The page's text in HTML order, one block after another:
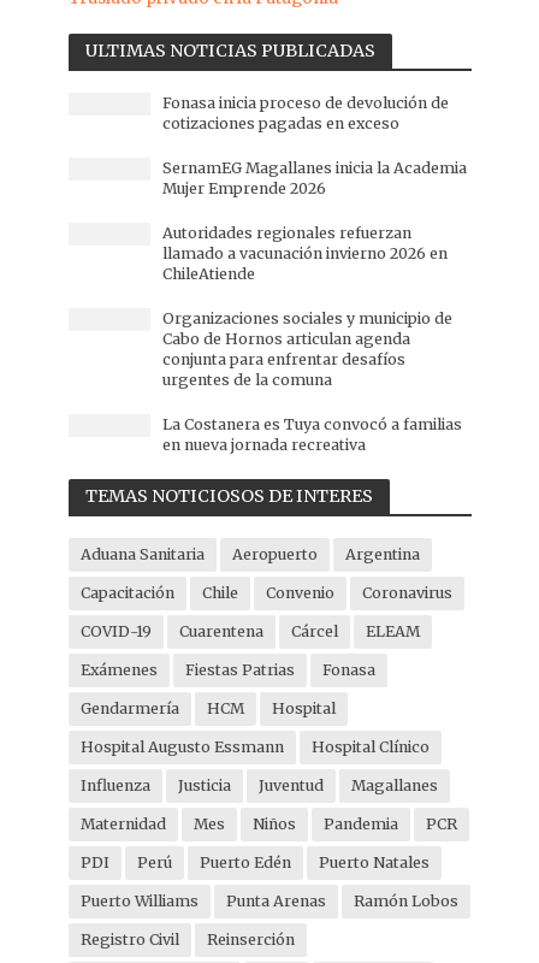
ULTIMAS NOTICIAS PUBLICADAS
Fonasa inicia proceso de devolución de
cotizaciones pagadas en exceso
SernamEG Magallanes inicia la Academia
Mujer Emprende 2026
Autoridades regionales refuerzan
llamado a vacunación invierno 2026 en
ChileAtiende
Organizaciones sociales y municipio de
Cabo de Hornos articulan agenda
conjunta para enfrentar desafíos
urgentes de la comuna
La Costanera es Tuya convocó a familias
en nueva jornada recreativa
TEMAS NOTICIOSOS DE INTERES
Aduana Sanitaria Aeropuerto Argentina
Capacitación Chile Convenio Coronavirus
COVID-19 Cuarentena Cárcel ELEAM
Exámenes Fiestas Patrias Fonasa
Gendarmería HCM Hospital
Hospital Augusto Essmann Hospital Clínico
Influenza Justicia Juventud Magallanes
Maternidad Mes Niños Pandemia PCR
PDI Perú Puerto Edén Puerto Natales
Puerto Williams Punta Arenas Ramón Lobos
Registro Civil Reinserción